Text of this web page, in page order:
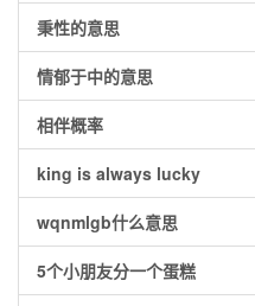
秉性的意思
情郁于中的意思
相伴概率
king is always lucky
wqnmlgb什么意思
5个小朋友分一个蛋糕